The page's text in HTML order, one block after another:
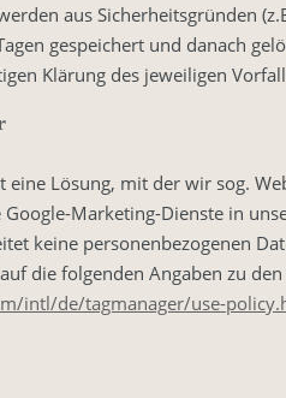
aus Sicherheitsgründen
gespeichert und danach
Klärung des jeweiligen
eine Lösung, mit der wir sog.
Marketing-Dienste in
keine personenbezogenen
die folgenden Angaben zu
intl/de/tagmanager/use-